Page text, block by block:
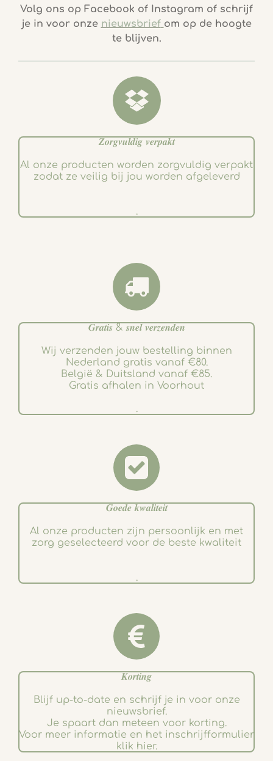
c
b
o
k
s
t
a
g
a
Volg ons op Facebook of Instagram of schrijf
je in voor onze nieuwsbrief om op de hoogte
te blijven.
𝒁𝒐𝒓𝒈𝒗𝒖𝒍𝒅𝒊𝒈 𝒗𝒆𝒓𝒑𝒂𝒌𝒕
Al onze producten worden zorgvuldig verpakt
zodat ze veilig bij jou worden afgeleverd
.
𝑮𝒓𝒂𝒕𝒊𝒔 & 𝒔𝒏𝒆𝒍 𝒗𝒆𝒓𝒛𝒆𝒏𝒅𝒆𝒏
Wij verzenden jouw bestelling binnen
Nederland gratis vanaf €80.
België & Duitsland vanaf €85.
Gratis afhalen in Voorhout
.
𝑮𝒐𝒆𝒅𝒆 𝒌𝒘𝒂𝒍𝒊𝒕𝒆𝒊𝒕
Al onze producten zijn persoonlijk en met
zorg geselecteerd voor de beste kwaliteit
.
𝑲𝒐𝒓𝒕𝒊𝒏𝒈
Blijf up-to-date en schrijf je in voor onze
nieuwsbrief.
Je spaart dan meteen voor korting.
Voor meer informatie en het inschrijfformulier
klik hier.